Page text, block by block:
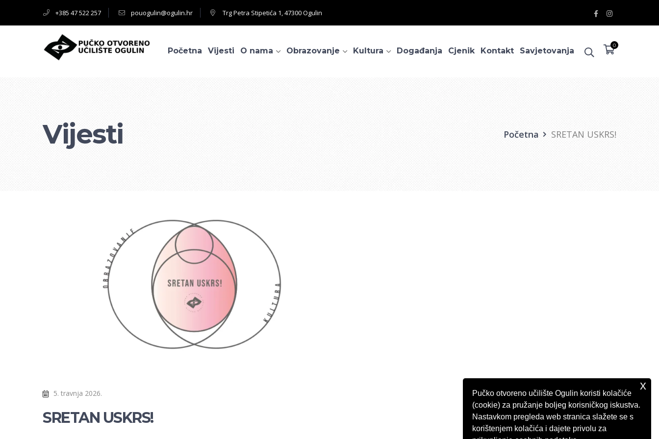
+385 47 522 257 pouogulin@ogulin.hr Trg Petra Stipetića 1, 47300 Ogulin
Facebook
Profile
Instagram
Profile
0
Početna Vijesti O nama Obrazovanje Kultura Događanja Cjenik Kontakt Savjetovanja
Vijesti Početna SRETAN USKRS!
5. travnja 2026.
SRETAN USKRS!
Pučko otvoreno učilište Ogulin koristi kolačiće
(cookie) za pružanje boljeg korisničkog iskustva.
Nastavkom pregleda web stranica slažete se s
korištenjem kolačića i dajete privolu za
x